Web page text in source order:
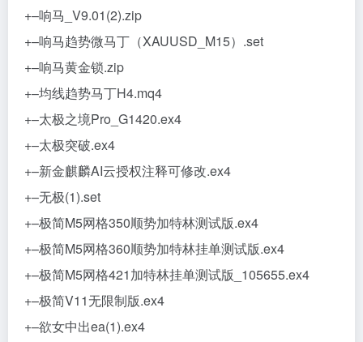
+–响马_V9.01(2).zip
+–响马趋势微马丁（XAUUSD_M15）.set
+–响马黄金锁.zip
+–均线趋势马丁H4.mq4
+–太极之境Pro_G1420.ex4
+–太极突破.ex4
+–新金麒麟AI云授权注释可修改.ex4
+–无极(1).set
+–极简M5网格350顺势加特林测试版.ex4
+–极简M5网格360顺势加特林挂单测试版.ex4
+–极简M5网格421加特林挂单测试版_105655.ex4
+–极简V11无限制版.ex4
+–欲女中出ea(1).ex4